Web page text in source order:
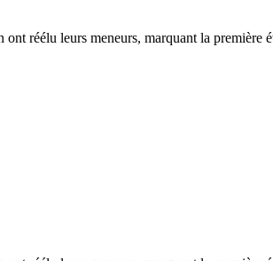
réélu leurs meneurs, marquant la première